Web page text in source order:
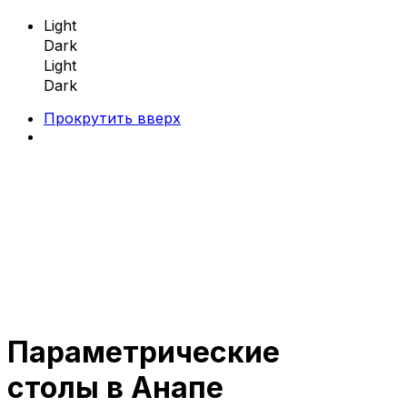
Light
Dark
Light
Dark
Прокрутить вверх
Параметрическая мебель
Параметрические скамейки
Параметрические кресла
Параметрические
столы в Анапе